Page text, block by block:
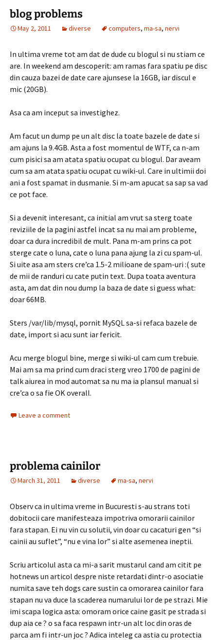
blog problems
May 2, 2011 diverse computers, ma-sa, nervi
In ultima vreme tot am dat de dude cu blogul si nu stiam ce
are. In weekend am descoperit: am ramas fara spatiu pe disc
din cauza bazei de date care ajunsese la 16GB, iar discul e
mic (20GB).
Asa ca am inceput sa investighez.
Am facut un dump pe un alt disc la toate bazele de date si
am ajuns la 9.4GB. Asta a fost momentul de WTF, ca n-am
cum pisici sa am atata spatiu ocupat cu blogul. Dar aveam
cum sa am atata spatiu ocupat cu wiki-ul. Care in ultimii doi
ani a fost spamat in dusmanie. Si m-am apucat sa sap sa vad
ce pot face.
Si a devenit interesant, ca initial am vrut sa sterg toate
reviziile de la pagini astfel incat sa nu mai am probleme,
doar ca dura incredibil de mult. Pana m-am prins ca pot
sterge cate o luna, cate o luna pana ajung la zi cu spam-ul.
Si uite asa am sters cre’ca 1.5-2 milioane de spam-uri :( sute
de mii de randuri cu cate putin text. Dupa toata aventura
asta, am dat din nou dump la baza de date si guess what:
doar 66MB.
Sters /var/lib/mysql, pornit MySQL sa-si refaca bazele de
date, import si acu sunt iar fericit.
Acu merge blogul bine, merge si wiki-ul cam cum trebuie.
Mai am sa ma prind cum draci sterg vreo 1700 de pagini de
talk aiurea in mod automat sa nu ma ia plansul manual si
cre’ca o sa fie OK overall.
Leave a comment
problema cainilor
March 31, 2011 diverse ma-sa, nervi
Observ ca in ultima vreme in Bucuresti s-au strans toti
dobitocii care manifesteaza impotriva omorarii cainilor
fara stapan. Ei nu vin cu solutii, vin doar cu cacaturi gen “si
cainii au suflet”, “nu e vina lor” si alte asemenea ineptii.
Scriu articolul asta ca mi-a sarit mustarul cand am citit pe
hotnews un articol despre niste retardati dintr-o asociatie
numita save teh dogs care sustin ca omorarea cainilor fara
stapan nu va duce la scaderea numarului lor de pe strazi. Mie
imi scapa logica asta: omoram orice caine gasit pe strada si
dup aia ce ? o sa faca respawn intr-un alt loc din oras de
parca am fi intr-un joc ? Adica inteleg ca astia cu protectia